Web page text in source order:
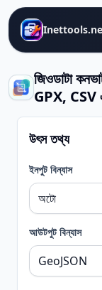
জিওডাটা
GPX, CSV
উৎস তথ্য
ইনপুট বিন্যাস
আউটপুট বিন্যাস